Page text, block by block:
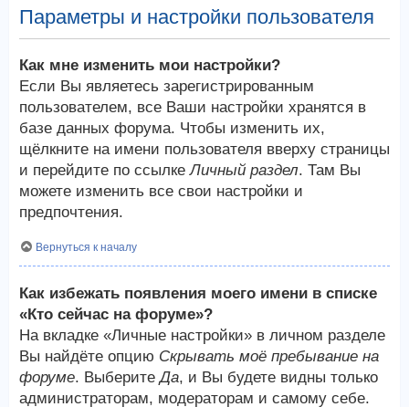
Параметры и настройки пользователя
Как мне изменить мои настройки?
Если Вы являетесь зарегистрированным
пользователем, все Ваши настройки хранятся в
базе данных форума. Чтобы изменить их,
щёлкните на имени пользователя вверху страницы
и перейдите по ссылкеЛичный раздел. Там Вы
можете изменить все свои настройки и
предпочтения.
Вернуться к началу
Как избежать появления моего имени в списке
«Кто сейчас на форуме»?
На вкладке «Личные настройки» в личном разделе
Вы найдёте опцию Скрывать моё пребывание на
форуме. ВыберитеДа, и Вы будете видны только
администраторам, модераторам и самому себе.